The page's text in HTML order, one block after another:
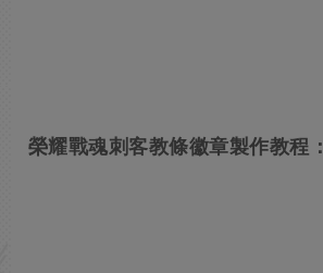
榮耀戰魂刺客教條徽章製作教程：